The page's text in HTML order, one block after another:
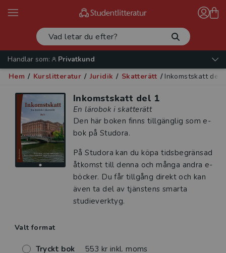
Handlar som:
Privatkund
Hem / Kurslitteratur / Juridik / Skatterätt / Inkomstskatt del
Inkomstskatt del 1
En lärobok i skatterätt
Den här boken finns tillgänglig som e-
bok på Studora.
På Studora kan du köpa tidsbegränsad
åtkomst till denna och många andra e-
böcker. Du får tillgång direkt och kan
även ta del av tjänstens smarta
studieverktyg.
Valt format
Tryckt bok 553 kr inkl. moms